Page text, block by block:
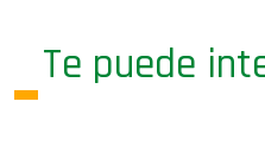
Te puede